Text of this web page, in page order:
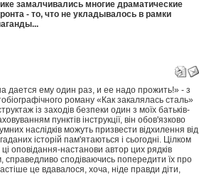
замалчивались многие драматические
- то, что не укладывалось в рамки
дается ему один раз, и ее надо прожить!» - з
роману «Как закалялась сталь»
із заходів безпеки один з моїх батьків-
пунктів інструкції, він обов'язково
наслідків можуть призвести відхилення від
історій пам'ятаються і сьогодні. Цілком
оповідання-настанови автор цих рядків
справедливо сподіваючись попередити їх про
це вдавалося, хоча, ніде правди діти,